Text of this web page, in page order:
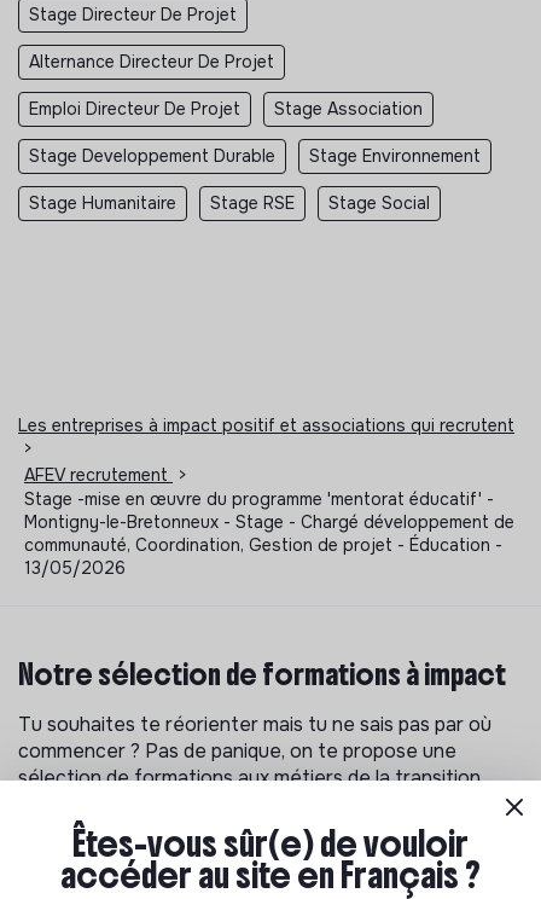
Stage Directeur De Projet
Alternance Directeur De Projet
Emploi Directeur De Projet Stage Association
Stage Developpement Durable Stage Environnement
Stage Humanitaire Stage RSE Stage Social
Les entreprises à impact positif et associations qui recrutent
>
AFEV recrutement
>
Stage -mise en œuvre du programme 'mentorat éducatif' -
Montigny-le-Bretonneux - Stage - Chargé développement de
communauté, Coordination, Gestion de projet - Éducation -
13/05/2026
Notre sélection de formations à impact
Tu souhaites te réorienter mais tu ne sais pas par où
commencer ? Pas de panique, on te propose une
sélection de formations aux métiers de la transition
Êtes-vous sûr(e) de vouloir
accéder au site en Français ?